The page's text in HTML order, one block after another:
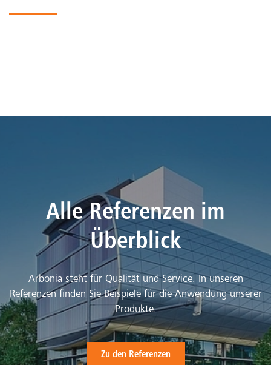
Alle Referenzen im
Überblick
Arbonia steht für Qualität und Service. In unseren
Referenzen finden Sie Beispiele für die Anwendung unserer
Produkte.
Zu den Referenzen